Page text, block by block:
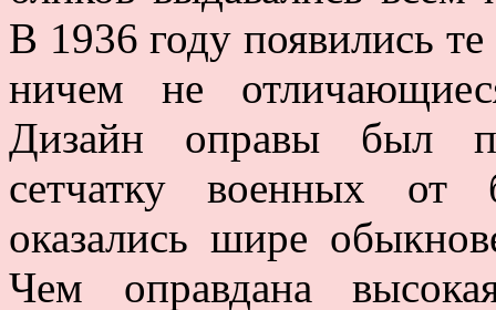
В 1936 году появились
ничем не
Дизайн оправы был
сетчатку военных от
оказались шире
Чем оправдана